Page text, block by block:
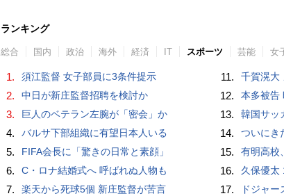
ランキング
総合 国内 政治 海外 経済 IT スポーツ 芸能 女
1. 須江監督 女子部員に3条件提示
2. 中日が新庄監督招聘を検討か
3. 巨人のベテラン左腕が「密会」か
4. バルサ下部組織に有望日本人いる
5. FIFA会長に「驚きの日常と素顔」
6. C・ロナ結婚式へ 呼ばれぬ人物も
7. 楽天から死球5個 新庄監督が苦言
11. 千賀滉大
12. 本多被告
13. 韓国サッカー界に衝
14. ついにき
15. 有明高校
16. 久保優太
17. ドジャ